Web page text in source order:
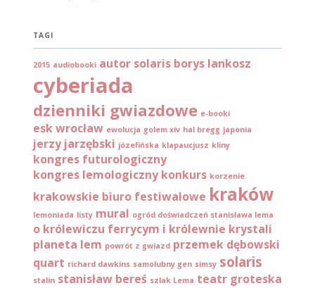
TAGI
2015 audiobooki autor solaris borys lankosz
cyberiada
dzienniki gwiazdowe e-booki
esk wrocław ewolucja golem xiv hal bregg japonia
jerzy jarzębski józefińska klapaucjusz kliny
kongres futurologiczny
kongres lemologiczny konkurs korzenie
krakowskie biuro festiwalowe kraków
lemoniada listy mural ogród doświadczeń stanisława lema
o królewiczu ferrycym i królewnie krystali
planeta lem powrót z gwiazd przemek dębowski
quart richard dawkins samolubny gen simsy solaris
stalin stanisław bereś szlak Lema teatr groteska